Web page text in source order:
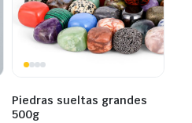
Piedras sueltas grandes
500g